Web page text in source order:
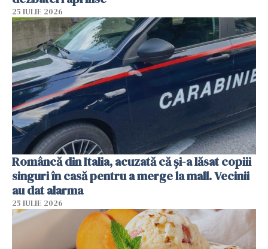
25 IULIE 2026
Româncă din Italia, acuzată că și-a lăsat copiii
singuri în casă pentru a merge la mall. Vecinii
au dat alarma
25 IULIE 2026